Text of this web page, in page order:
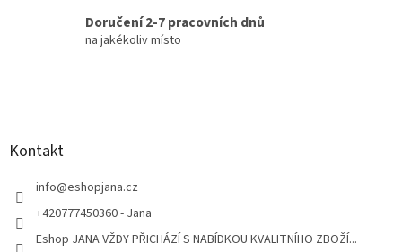
Doručení 2-7 pracovních dnů
na jakékoliv místo
Z
Kontakt
info@eshopjana.cz
+420777450360 - Jana
Eshop JANA VŽDY PŘICHÁZÍ S NABÍDKOU KVALITNÍHO ZBOŽÍ...